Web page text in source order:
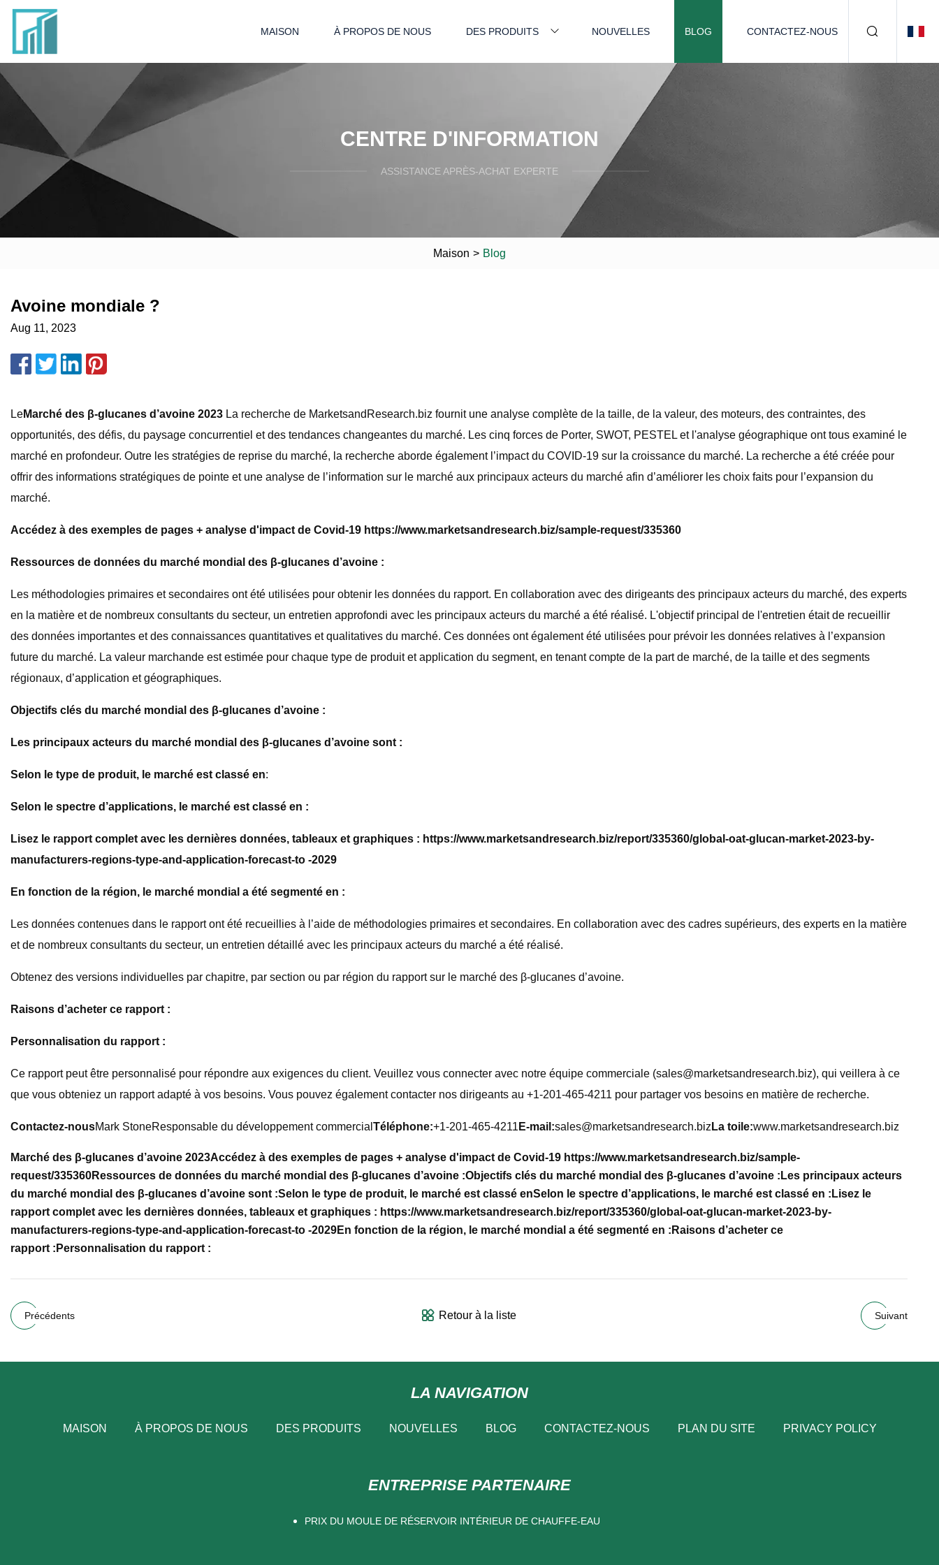
MAISON À PROPOS DE NOUS DES PRODUITS NOUVELLES BLOG CONTACTEZ-NOUS
CENTRE D'INFORMATION
ASSISTANCE APRÈS-ACHAT EXPERTE
Maison > Blog
Avoine mondiale ?
Aug 11, 2023
LeMarché des β-glucanes d’avoine 2023 La recherche de MarketsandResearch.biz fournit une analyse complète de la taille, de la valeur, des moteurs, des contraintes, des
opportunités, des défis, du paysage concurrentiel et des tendances changeantes du marché. Les cinq forces de Porter, SWOT, PESTEL et l'analyse géographique ont tous examiné le
marché en profondeur. Outre les stratégies de reprise du marché, la recherche aborde également l’impact du COVID-19 sur la croissance du marché. La recherche a été créée pour
offrir des informations stratégiques de pointe et une analyse de l’information sur le marché aux principaux acteurs du marché afin d’améliorer les choix faits pour l’expansion du
marché.
Accédez à des exemples de pages + analyse d'impact de Covid-19 https://www.marketsandresearch.biz/sample-request/335360
Ressources de données du marché mondial des β-glucanes d’avoine :
Les méthodologies primaires et secondaires ont été utilisées pour obtenir les données du rapport. En collaboration avec des dirigeants des principaux acteurs du marché, des experts
en la matière et de nombreux consultants du secteur, un entretien approfondi avec les principaux acteurs du marché a été réalisé. L'objectif principal de l'entretien était de recueillir
des données importantes et des connaissances quantitatives et qualitatives du marché. Ces données ont également été utilisées pour prévoir les données relatives à l’expansion
future du marché. La valeur marchande est estimée pour chaque type de produit et application du segment, en tenant compte de la part de marché, de la taille et des segments
régionaux, d’application et géographiques.
Objectifs clés du marché mondial des β-glucanes d’avoine :
Les principaux acteurs du marché mondial des β-glucanes d’avoine sont :
Selon le type de produit, le marché est classé en:
Selon le spectre d’applications, le marché est classé en :
Lisez le rapport complet avec les dernières données, tableaux et graphiques : https://www.marketsandresearch.biz/report/335360/global-oat-glucan-market-2023-by-
manufacturers-regions-type-and-application-forecast-to -2029
En fonction de la région, le marché mondial a été segmenté en :
Les données contenues dans le rapport ont été recueillies à l’aide de méthodologies primaires et secondaires. En collaboration avec des cadres supérieurs, des experts en la matière
et de nombreux consultants du secteur, un entretien détaillé avec les principaux acteurs du marché a été réalisé.
Obtenez des versions individuelles par chapitre, par section ou par région du rapport sur le marché des β-glucanes d’avoine.
Raisons d’acheter ce rapport :
Personnalisation du rapport :
Ce rapport peut être personnalisé pour répondre aux exigences du client. Veuillez vous connecter avec notre équipe commerciale (sales@marketsandresearch.biz), qui veillera à ce
que vous obteniez un rapport adapté à vos besoins. Vous pouvez également contacter nos dirigeants au +1-201-465-4211 pour partager vos besoins en matière de recherche.
Contactez-nousMark StoneResponsable du développement commercial Téléphone:+1-201-465-4211E-mail:sales@marketsandresearch.bizLa toile:www.marketsandresearch.biz
Marché des β-glucanes d’avoine 2023Accédez à des exemples de pages + analyse d'impact de Covid-19 https://www.marketsandresearch.biz/sample-
request/335360Ressources de données du marché mondial des β-glucanes d’avoine :Objectifs clés du marché mondial des β-glucanes d’avoine : Les principaux acteurs
du marché mondial des β-glucanes d’avoine sont :Selon le type de produit, le marché est classé enSelon le spectre d’applications, le marché est classé en : Lisez le
rapport complet avec les dernières données, tableaux et graphiques : https://www.marketsandresearch.biz/report/335360/global-oat-glucan-market-2023-by-
manufacturers-regions-type-and-application-forecast-to -2029En fonction de la région, le marché mondial a été segmenté en : Raisons d’acheter ce
rapport : Personnalisation du rapport :
Précédents Retour à la liste Suivant
LA NAVIGATION
MAISON À PROPOS DE NOUS DES PRODUITS NOUVELLES BLOG CONTACTEZ-NOUS PLAN DU SITE PRIVACY POLICY
ENTREPRISE PARTENAIRE
PRIX ​​DU MOULE DE RÉSERVOIR INTÉRIEUR DE CHAUFFE-EAU